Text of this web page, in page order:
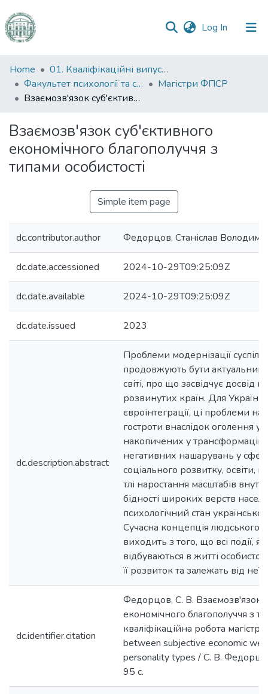
Log In (current)
Communities
&
Collections
Statistics
Home
01. Кваліфікаційні випускні роботи здобувачів вищої освіти
Факультет психології та соціальної роботи
Магістри ФПСР
Взаємозв'язок суб'єктивного економічного благополуччя з типами особистості
Взаємозв'язок суб'єктивного
економічного благополуччя з
типами особистості
Simple item page
dc.contributor.author Федорцов, Станіслав
dc.date.accessioned 2024-10-29T09:25:09Z
dc.date.available 2024-10-29T09:25:09Z
dc.date.issued 2023
dc.description.abstract
Проблеми модернізації
продовжують бути
світі, про що засвідчує досвід
розвинутих країн. Для
євроінтеграції, ці проблеми
гостроти внаслідок оголення
накопичених у
негативних нашарувань у
соціального розвитку, освіти,
тлі наростання масштабів
бідності широких верств
психологічний стан
Сучасна концепція людського
виходить з того, що всі події,
відбуваються в житті
її розвиток та залежать від неї
dc.identifier.citation
Федорцов, С. В. Взаємозв'язок
економічного благополуччя з
кваліфікаційна робота
between subjective ecоnomic
personality types / С. В.
95 с.